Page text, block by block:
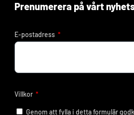
Prenumerera på vårt
E-postadress
Villkor
Genom att fylla i detta formulär